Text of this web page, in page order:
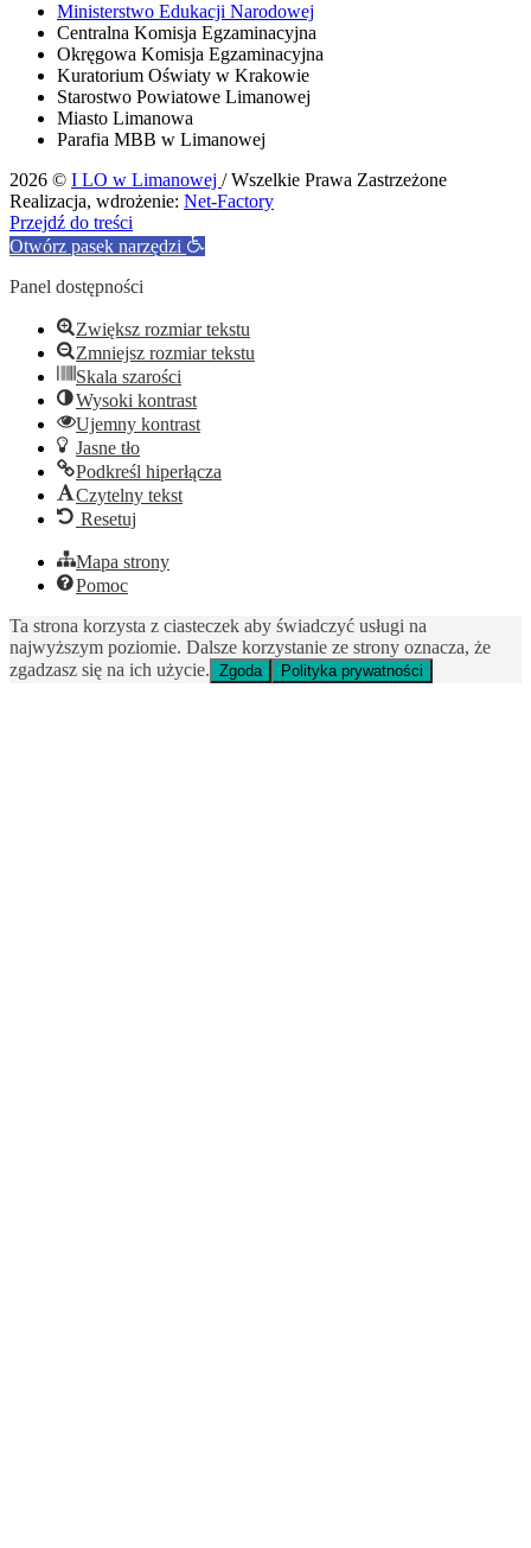
Ministerstwo Edukacji Narodowej
Centralna Komisja Egzaminacyjna
Okręgowa Komisja Egzaminacyjna
Kuratorium Oświaty w Krakowie
Starostwo Powiatowe Limanowej
Miasto Limanowa
Parafia MBB w Limanowej
2026 © I LO w Limanowej / Wszelkie Prawa Zastrzeżone
Realizacja, wdrożenie: Net-Factory
Przejdź do treści
Otwórz pasek narzędzi
Panel dostępności
Zwiększ rozmiar tekstu
Zmniejsz rozmiar tekstu
Skala szarości
Wysoki kontrast
Ujemny kontrast
Jasne tło
Podkreśl hiperłącza
Czytelny tekst
Resetuj
Mapa strony
Pomoc
Ta strona korzysta z ciasteczek aby świadczyć usługi na
najwyższym poziomie. Dalsze korzystanie ze strony oznacza, że
zgadzasz się na ich użycie. Zgoda Polityka prywatności